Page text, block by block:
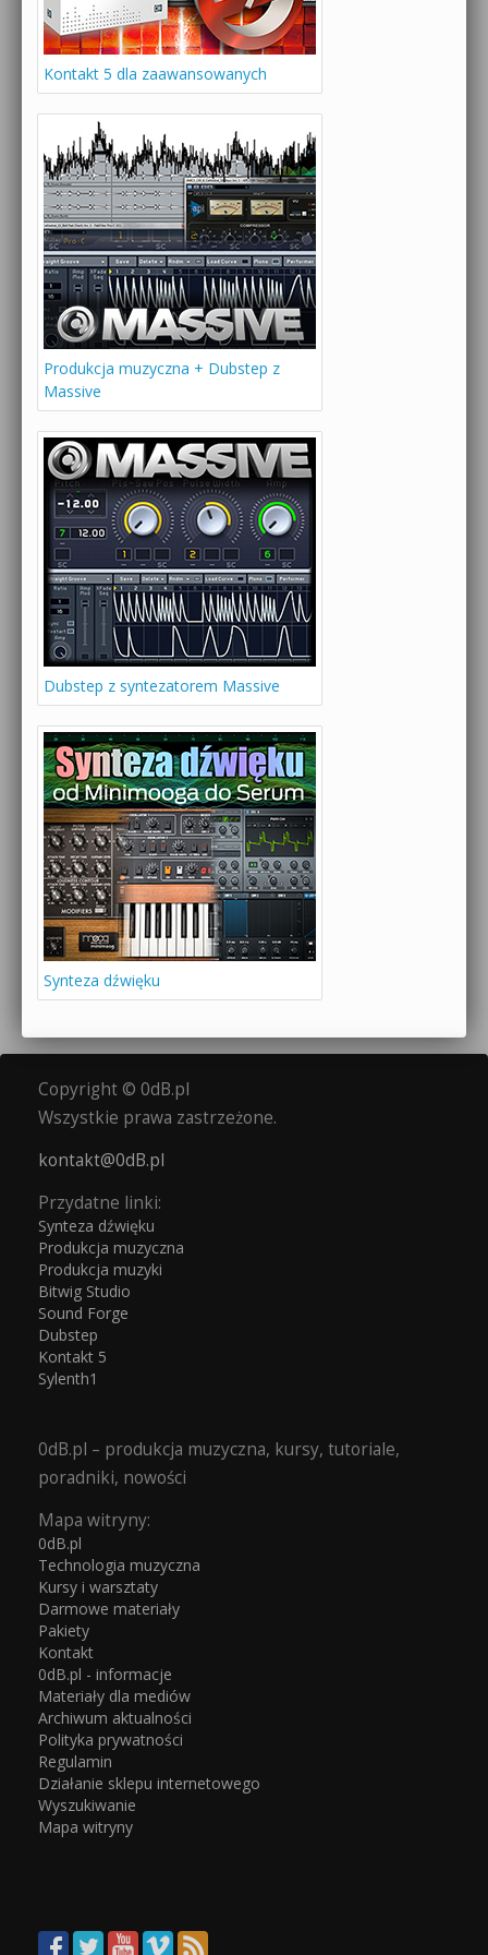
Kontakt 5 dla zaawansowanych
Produkcja muzyczna + Dubstep z
Massive
Dubstep z syntezatorem Massive
Synteza dźwięku
Copyright © 0dB.pl
Wszystkie prawa zastrzeżone.
kontakt@0dB.pl
Przydatne linki:
Synteza dźwięku
Produkcja muzyczna
Produkcja muzyki
Bitwig Studio
Sound Forge
Dubstep
Kontakt 5
Sylenth1
0dB.pl – produkcja muzyczna, kursy, tutoriale,
poradniki, nowości
Mapa witryny:
0dB.pl
Technologia muzyczna
Kursy i warsztaty
Darmowe materiały
Pakiety
Kontakt
0dB.pl - informacje
Materiały dla mediów
Archiwum aktualności
Polityka prywatności
Regulamin
Działanie sklepu internetowego
Wyszukiwanie
Mapa witryny